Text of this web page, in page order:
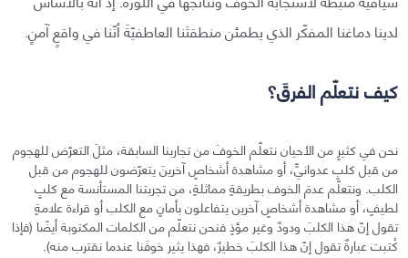
لدينا دماغنا المفكّر الذي يطمئن منطقتَنا العاطفيّةَ أنّنا في واقعٍ آمنٍ.
كيف نتعلّم الفرقَ؟
نحن في كثيرٍ من الأحيان نتعلّم الخوفَ من تجاربنا السابقة، مثلَ التعرّض للهجوم
من قبل كلبٍ عدوانيٍّ، أو مشاهدة أشخاصٍ آخرينَ يتعرّضون للهجوم من قبل
الكلب. ونتعلّم عدمَ الخوف بطريقةٍ مماثلةٍ، من تجربتنا المستأنسة مع كلبٍ
لطيفٍ، أو مشاهدة أشخاصٍ آخرين يتفاعلون بأمانٍ مع الكلب أو قراءة علامةٍ
تقول إنّ هذا الكلبَ ودودٌ وغير مؤذٍ فنحن نتعلّم من الكلمات المكتوبة أيضًا (فإذا
كُتبت عبارةٌ تقول إنّ هذا الكلبَ خطيرٌ، فهذا يثير خوفَنا عندما نقترب منه).